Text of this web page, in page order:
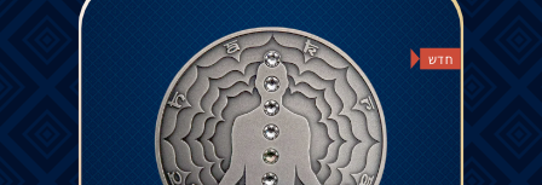
חדש